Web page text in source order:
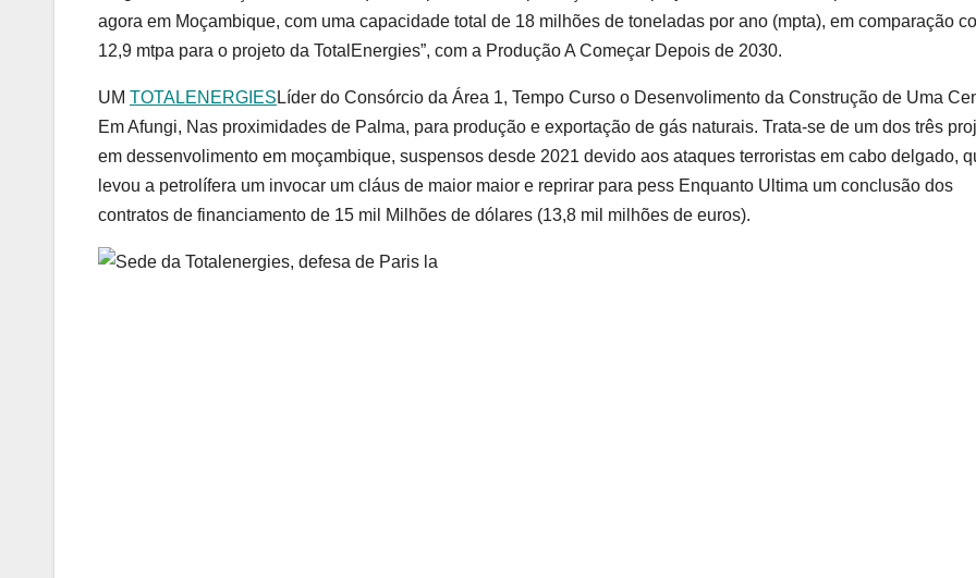
agora em Moçambique, com uma capacidade total de 18 milhões de toneladas por ano (mpta), em comparação
12,9 mtpa para o projeto da TotalEnergies”, com a Produção A Começar Depois de 2030.
UM TOTALENERGIES Líder do Consórcio da Área 1, Tempo Curso o Desenvolimento da Construção de Uma
Em Afungi, Nas proximidades de Palma, para produção e exportação de gás naturais. Trata-se de um dos três
em dessenvolimento em moçambique, suspensos desde 2021 devido aos ataques terroristas em cabo delgado,
levou a petrolífera um invocar um cláus de maior maior e reprirar para pess Enquanto Ultima um conclusão dos
contratos de financiamento de 15 mil Milhões de dólares (13,8 mil milhões de euros).